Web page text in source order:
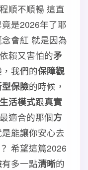
順不順暢 這直
是2026年了耶
會紅 就是因為
賴又害怕的矛
我們的保障觀
保險的時候，
生活模式跟真實
適合的那個方
是能讓你安心去
希望這篇2026
有多一點清晰的